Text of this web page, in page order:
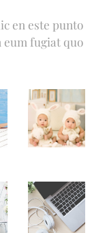
en este punto
fugiat quo